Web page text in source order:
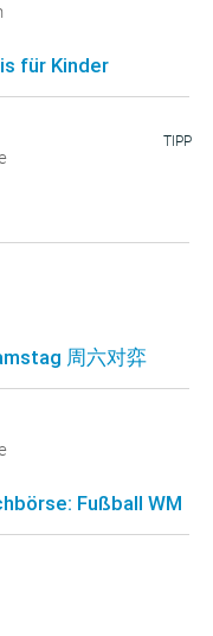
für Kinder
TIPP
周六对弈
Fußball WM